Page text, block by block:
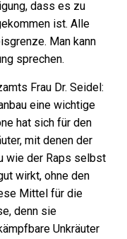
dass es zu
ist. Alle
Man kann
sprechen.
Frau Dr. Seidel:
eine wichtige
hat sich für den
mit denen der
wie der Raps selbst
wirkt, ohne den
Mittel für die
denn sie
Unkräuter